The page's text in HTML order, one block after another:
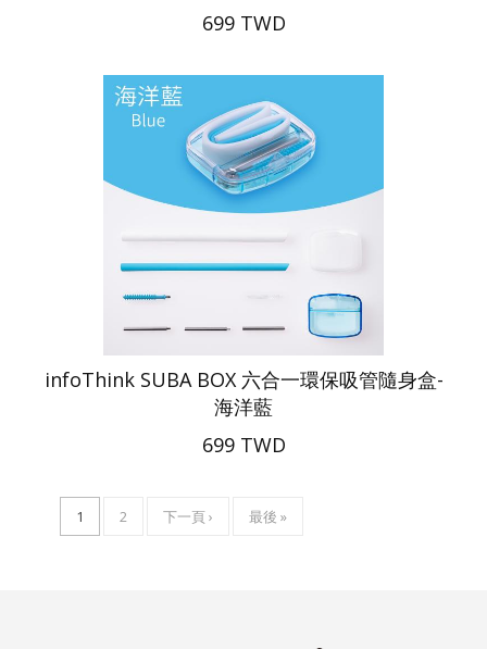
699 TWD
infoThink SUBA BOX 六合一環保吸管隨身盒-
海洋藍
699 TWD
Pagination
目
前
1
頁
2
下
下一頁 ›
LAST
最後 »